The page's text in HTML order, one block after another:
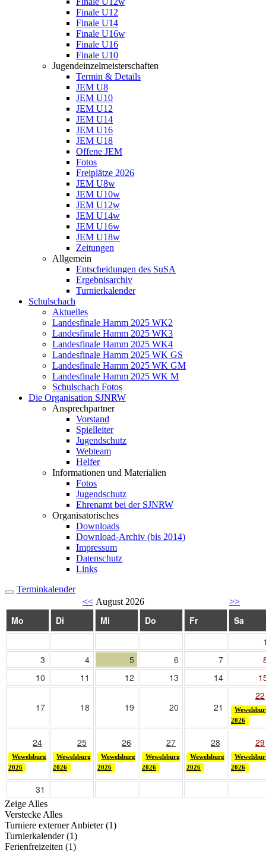
Finale U12
Finale U14
Finale U16w
Finale U16
Finale U10
Jugendeinzelmeisterschaften
Termin & Details
JEM U8
JEM U10
JEM U12
JEM U14
JEM U16
JEM U18
Offene JEM
Fotos
Freiplätze 2026
JEM U8w
JEM U10w
JEM U12w
JEM U14w
JEM U16w
JEM U18w
Zeitungen
Allgemein
Entscheidungen des SuSA
Ergebnisarchiv
Turnierkalender
Schulschach
Aktuelles
Landesfinale Hamm 2025 WK2
Landesfinale Hamm 2025 WK3
Landesfinale Hamm 2025 WK4
Landesfinale Hamm 2025 WK GS
Landesfinale Hamm 2025 WK GM
Landesfinale Hamm 2025 WK M
Schulschach Fotos
Die Organisation SJNRW
Ansprechpartner
Vorstand
Spielleiter
Jugendschutz
Webteam
Helfer
Informationen und Materialien
Fotos
Jugendschutz
Ehrenamt bei der SJNRW
Organisatorisches
Downloads
Download-Archiv (bis 2014)
Impressum
Datenschutz
Links
Terminkalender
<< August 2026 >>
Mo Di Mi Do Fr
Sa
3
4 5 6 7
10
11 12 13 14
17 18 19 20 21
22
2026
24
Wewelsburg
2026
25
Wewelsburg
2026
26
Wewelsburg
2026
27
Wewelsburg
2026
28
Wewelsburg
2026
29
2026
31
Zeige Alles
Verstecke Alles
Turniere externer Anbieter (1)
Turnierkalender (1)
Ferienfreizeiten (1)